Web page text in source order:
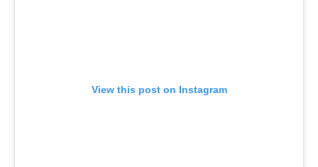
View this post on Instagram